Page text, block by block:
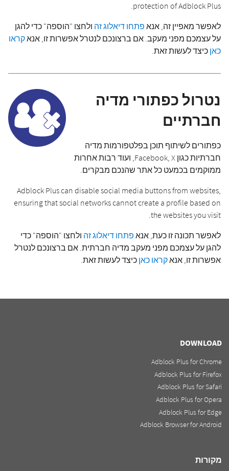
protection of Adblock Plus.
לאפשר מאפיין זה, אנא פתחו דיאלוג זה ולחצו "הוספה" כדי להגן
על עצמכם מפני מעקב. אם ברצונכם לנטרל אפשרות זו, אנאקראו
כאן כיצד לעשות זאת.
נטרול כפתורי מדיה
חברתיים
כפתורים לשיתוף תוכן בפלטפורמות מדיה
חברתיות כגון Facebook, X, ועוד רבות אחרות
ממוקמים בכמעט כל אתר שהנכם מבקרים.
Adblock Plus can disable social media buttons from websites,
ensuring that social networks cannot create a profile based on
the websites you visit.
לאפשר תכונה זו כעת, אנא פתחו דיאלוג זה ולחצו "הוספה" כדי
להגן על עצמכם מפני מעקב מדיה חברתית. אם ברצונכם לנטרל
אפשרות זו, אנאקראו כאן כיצד לעשות זאת.
DOWNLOAD
Adblock Plus for Chrome
Adblock Plus for Firefox
Adblock Plus for Safari
Adblock Plus for Opera
Adblock Plus for Edge
Adblock Browser for Android
מקורות